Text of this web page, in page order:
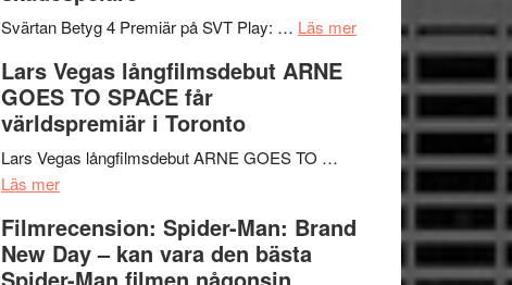
en
storform
tv4
Vem
kan
styra
Mauri?
Svärtan Betyg 4 Premiär på SVT Play: … Läs merom
Recension
Svärtan
välgjort
människans
Lars Vegas långfilmsdebut ARNE
GOES TO SPACE får
världspremiär i Toronto
Lars Vegas långfilmsdebut ARNE GOES TO …
Läs merom
Vegas
långfilmsdebut
Filmrecension: Spider-Man: Brand
New Day – kan vara den bästa